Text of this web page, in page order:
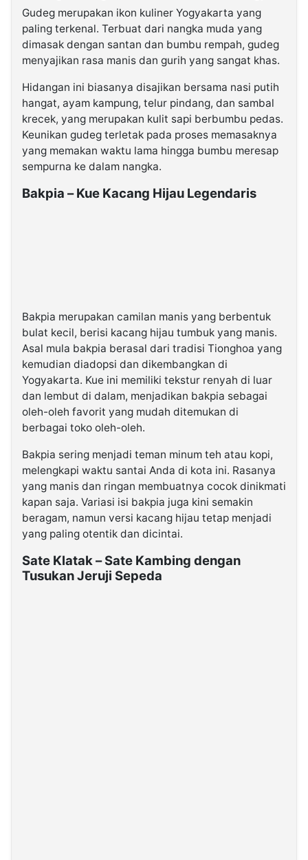
Gudeg merupakan ikon kuliner Yogyakarta yang
paling terkenal. Terbuat dari nangka muda yang
dimasak dengan santan dan bumbu rempah, gudeg
menyajikan rasa manis dan gurih yang sangat khas.
Hidangan ini biasanya disajikan bersama nasi putih
hangat, ayam kampung, telur pindang, dan sambal
krecek, yang merupakan kulit sapi berbumbu pedas.
Keunikan gudeg terletak pada proses memasaknya
yang memakan waktu lama hingga bumbu meresap
sempurna ke dalam nangka.
Bakpia – Kue Kacang Hijau Legendaris
Bakpia merupakan camilan manis yang berbentuk
bulat kecil, berisi kacang hijau tumbuk yang manis.
Asal mula bakpia berasal dari tradisi Tionghoa yang
kemudian diadopsi dan dikembangkan di
Yogyakarta. Kue ini memiliki tekstur renyah di luar
dan lembut di dalam, menjadikan bakpia sebagai
oleh-oleh favorit yang mudah ditemukan di
berbagai toko oleh-oleh.
Bakpia sering menjadi teman minum teh atau kopi,
melengkapi waktu santai Anda di kota ini. Rasanya
yang manis dan ringan membuatnya cocok dinikmati
kapan saja. Variasi isi bakpia juga kini semakin
beragam, namun versi kacang hijau tetap menjadi
yang paling otentik dan dicintai.
Sate Klatak – Sate Kambing dengan
Tusukan Jeruji Sepeda